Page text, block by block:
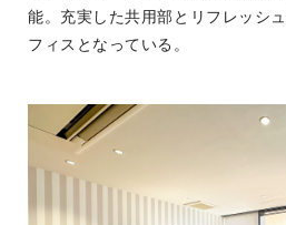
能。充実した共用部とリフレッシ
フィスとなっている。